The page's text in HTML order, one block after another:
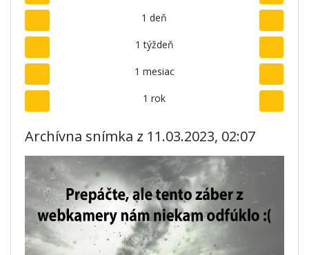
1 deň
1 týždeň
1 mesiac
1 rok
Archívna snímka z 11.03.2023, 02:07